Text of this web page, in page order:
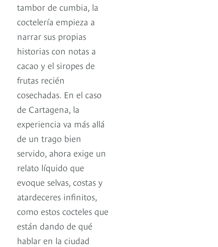
tambor de cumbia, la
coctelería empieza a
narrar sus propias
historias con notas a
cacao y el siropes de
frutas recién
cosechadas. En el caso
de Cartagena, la
experiencia va más allá
de un trago bien
servido, ahora exige un
relato líquido que
evoque selvas, costas y
atardeceres infinitos,
como estos cocteles que
están dando de qué
hablar en la ciudad